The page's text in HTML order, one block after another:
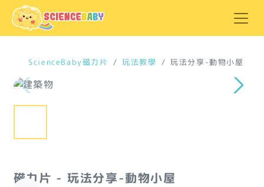
ScienceBaby磁力片 玩法教學 玩法分享-動物小屋
磁力片 - 玩法分享-動物小屋